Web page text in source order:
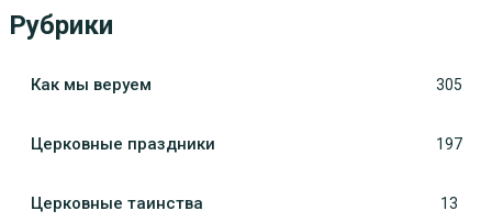
Рубрики
Как мы веруем 305
Церковные праздники 197
Церковные таинства 13